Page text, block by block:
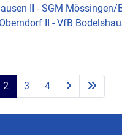
II - SGM Mössingen/​
II - VfB
2 3 4